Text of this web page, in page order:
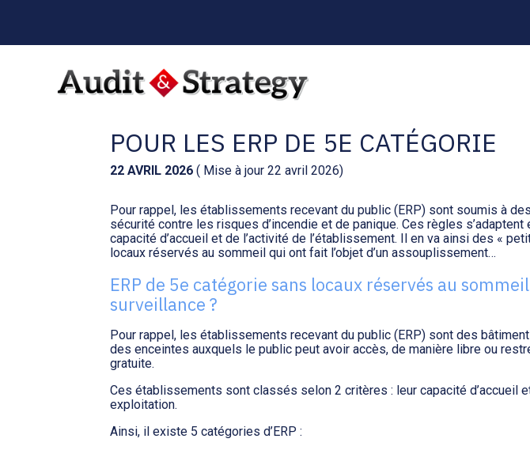
sub-
header
Aller
POUR LES ERP DE 5E CATÉGORIE
22 AVRIL 2026 ( Mise à jour 22 avril 2026)
Pour rappel, les établissements recevant du public (ERP) sont soumis à
sécurité contre les risques d’incendie et de panique. Ces règles s’adaptent
capacité d’accueil et de l’activité de l’établissement. Il en va ainsi des «
locaux réservés au sommeil qui ont fait l’objet d’un assouplissement…
ERP de 5e catégorie sans locaux réservés au
surveillance ?
Pour rappel, les établissements recevant du public (ERP) sont des
des enceintes auxquels le public peut avoir accès, de manière libre ou
gratuite.
Ces établissements sont classés selon 2 critères : leur capacité d’accueil
exploitation.
Ainsi, il existe 5 catégories d’ERP :